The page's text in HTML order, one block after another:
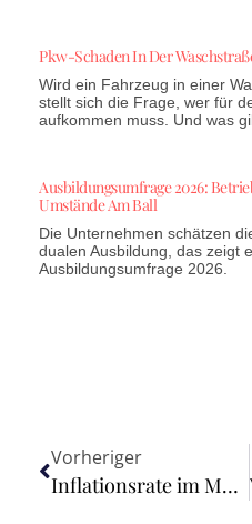
Pkw-Schaden In Der
Wird ein Fahrzeug in einer
stellt sich die Frage, wer für
aufkommen muss. Und was
Ausbildungsumfrage 2026:
Umstände Am Ball
Die Unternehmen schätzen
dualen Ausbildung, das zeigt
Ausbildungsumfrage 2026.
Vorheriger
Inflationsrate im Mai 2026 voraussichtlich +2,6 %